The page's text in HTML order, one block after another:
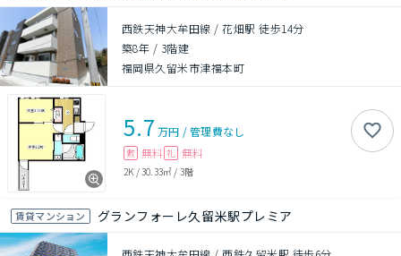
西鉄天神大牟田線 / 花畑駅 徒歩14分
築8年 / 3階建
福岡県久留米市津福本町
5.7 万円 /管理費なし
敷 無料 礼 無料
2K /30.33㎡ / 3階
賃貸マンション グランフォーレ久留米駅プレミア